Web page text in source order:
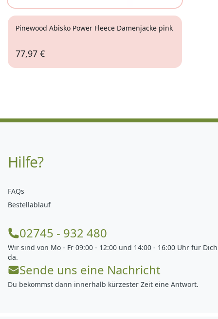
Pinewood Abisko Power Fleece Damenjacke pink
77,97 €
Hilfe?
FAQs
Bestellablauf
02745 - 932 480
Wir sind von Mo - Fr 09:00 - 12:00 und 14:00 - 16:00 Uhr für Dich
da.
Sende uns eine Nachricht
Du bekommst dann innerhalb kürzester Zeit eine Antwort.